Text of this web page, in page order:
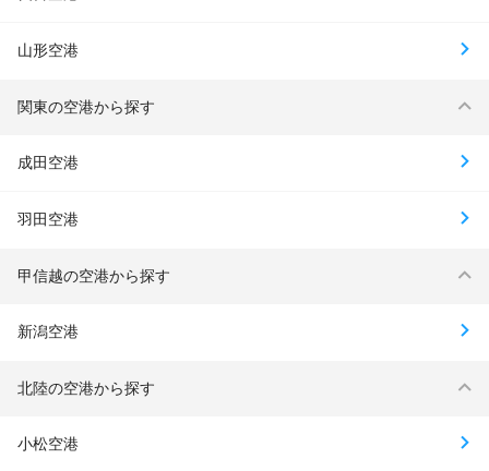
山形空港
関東の空港から探す
成田空港
羽田空港
甲信越の空港から探す
新潟空港
北陸の空港から探す
小松空港